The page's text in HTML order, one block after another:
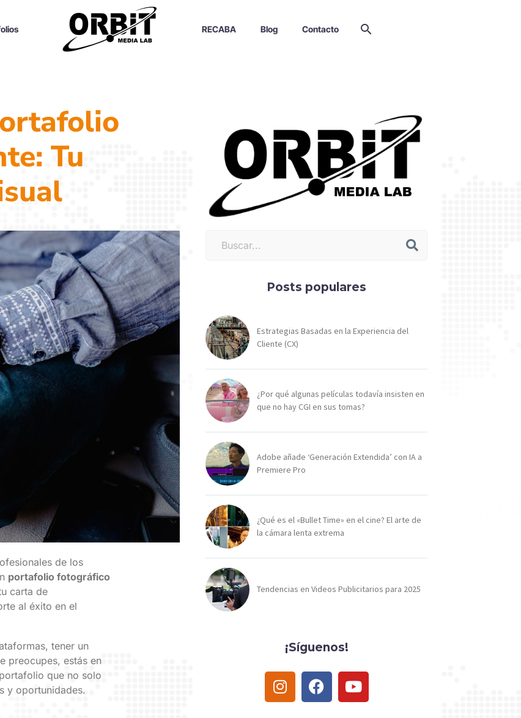
RECABA Blog Contacto
Tu
de los
portafolio fotográfico
carta de
al éxito en el
tener un
preocupes, estás en
que no solo
y oportunidades.
Posts populares
Estrategias Basadas en la Experiencia del
Cliente (CX)
¿Por qué algunas películas todavía insisten en
que no hay CGI en sus tomas?
Adobe añade ‘Generación Extendida’ con IA a
Premiere Pro
¿Qué es el «Bullet Time» en el cine? El arte de
la cámara lenta extrema
Tendencias en Videos Publicitarios para 2025
¡Síguenos!